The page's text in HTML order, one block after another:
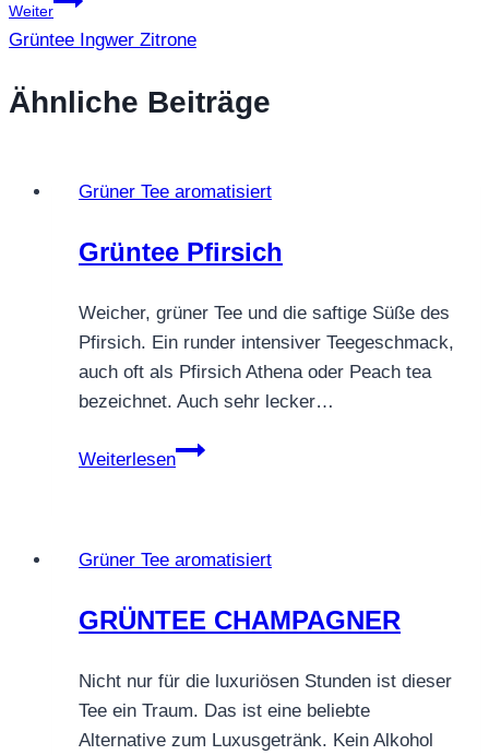
Weiter
Grüntee Ingwer Zitrone
Ähnliche Beiträge
Grüner Tee aromatisiert
Grüntee Pfirsich
Weicher, grüner Tee und die saftige Süße des
Pfirsich. Ein runder intensiver Teegeschmack,
auch oft als Pfirsich Athena oder Peach tea
bezeichnet. Auch sehr lecker…
Weiterlesen
Grüntee
Grüner Tee aromatisiert
GRÜNTEE CHAMPAGNER
Nicht nur für die luxuriösen Stunden ist dieser
Tee ein Traum. Das ist eine beliebte
Alternative zum Luxusgetränk. Kein Alkohol